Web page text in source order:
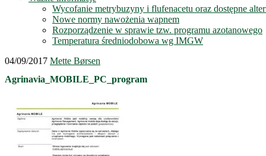
Wycofanie metrybuzyny i flufenacetu oraz dostępne
Nowe normy nawożenia wapnem
Rozporządzenie w sprawie tzw. programu azotanowego
Temperatura średniodobowa wg IMGW
04/09/2017 Mette Børsen
Agrinavia_MOBILE_PC_program